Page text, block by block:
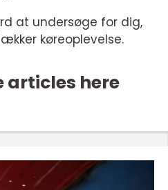
at undersøge for dig,
køreoplevelse.
articles here